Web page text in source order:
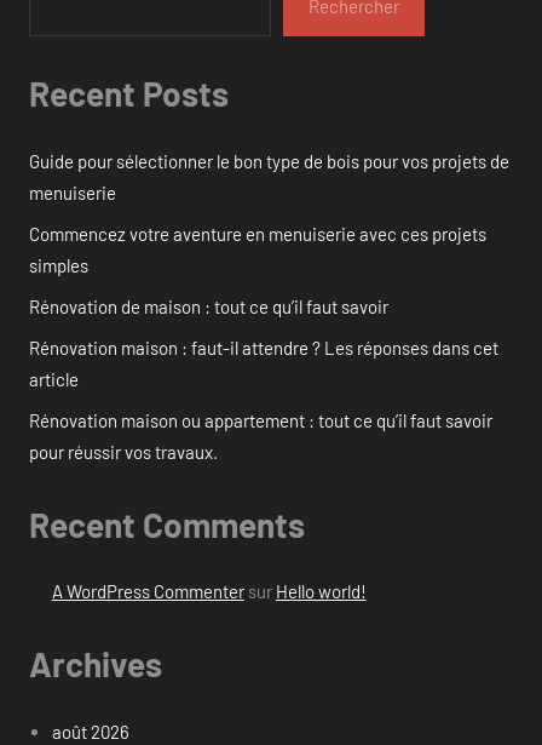
Rechercher
Recent Posts
Guide pour sélectionner le bon type de bois pour vos projets de
menuiserie
Commencez votre aventure en menuiserie avec ces projets
simples
Rénovation de maison : tout ce qu’il faut savoir
Rénovation maison : faut-il attendre ? Les réponses dans cet
article
Rénovation maison ou appartement : tout ce qu’il faut savoir
pour réussir vos travaux.
Recent Comments
A WordPress Commentersur Hello world!
Archives
août 2026